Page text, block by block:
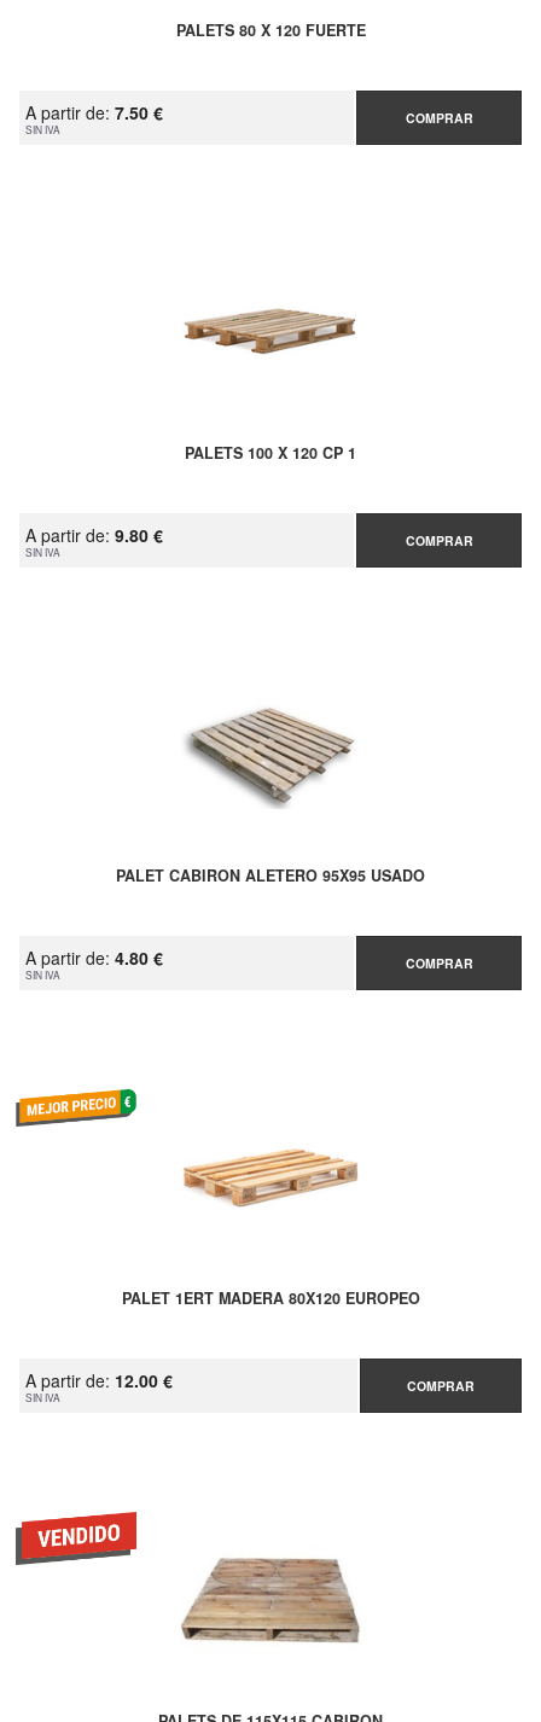
PALETS 80 X 120 FUERTE
A partir de: 7.50 €
SIN IVA
COMPRAR
PALETS 100 X 120 CP 1
A partir de: 9.80 €
SIN IVA
COMPRAR
PALET CABIRON ALETERO 95X95 USADO
A partir de: 4.80 €
SIN IVA
COMPRAR
PALET 1ERT MADERA 80X120 EUROPEO
A partir de: 12.00 €
SIN IVA
COMPRAR